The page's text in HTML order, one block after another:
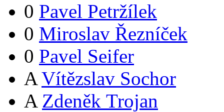
0 Pavel Petržílek
0 Miroslav Řezníček
0 Pavel Seifer
A Vítězslav Sochor
A Zdeněk Trojan